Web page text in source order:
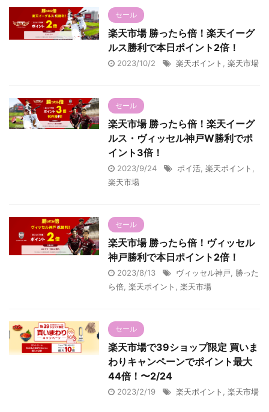
セール
楽天市場 勝ったら倍！楽天イーグ
ルス勝利で本日ポイント2倍！
2023/10/2 楽天ポイント 楽天市場
セール
楽天市場 勝ったら倍！楽天イーグ
ルス・ヴィッセル神戸W勝利でポ
イント3倍！
2023/9/24 ポイ活 楽天ポイント
楽天市場
セール
楽天市場 勝ったら倍！ヴィッセル
神戸勝利で本日ポイント2倍！
2023/8/13 ヴィッセル神戸
勝った
ら倍 楽天ポイント 楽天市場
セール
楽天市場で39ショップ限定 買いま
わりキャンペーンでポイント最大
44倍！〜2/24
2023/2/19 楽天ポイント 楽天市場